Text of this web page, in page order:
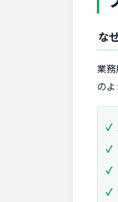
な
業
の